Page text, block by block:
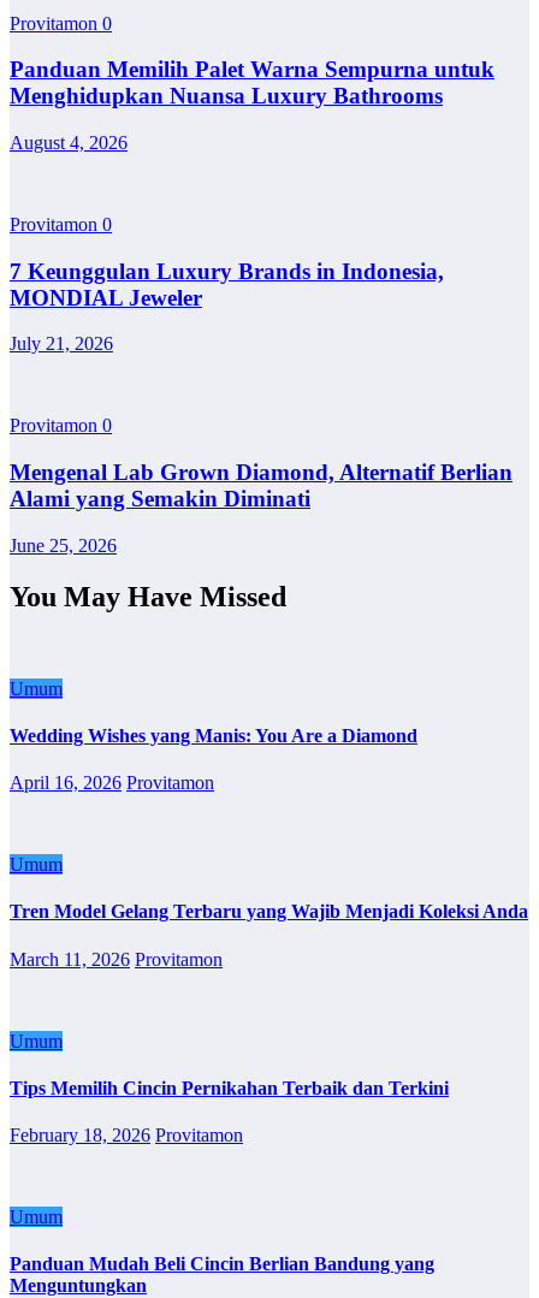
Provitamon 0
Panduan Memilih Palet Warna Sempurna untuk
Menghidupkan Nuansa Luxury Bathrooms
August 4, 2026
Provitamon 0
7 Keunggulan Luxury Brands in Indonesia,
MONDIAL Jeweler
July 21, 2026
Provitamon 0
Mengenal Lab Grown Diamond, Alternatif Berlian
Alami yang Semakin Diminati
June 25, 2026
You May Have Missed
Umum
Wedding Wishes yang Manis: You Are a Diamond
April 16, 2026 Provitamon
Umum
Tren Model Gelang Terbaru yang Wajib Menjadi Koleksi Anda
March 11, 2026 Provitamon
Umum
Tips Memilih Cincin Pernikahan Terbaik dan Terkini
February 18, 2026 Provitamon
Umum
Panduan Mudah Beli Cincin Berlian Bandung yang
Menguntungkan